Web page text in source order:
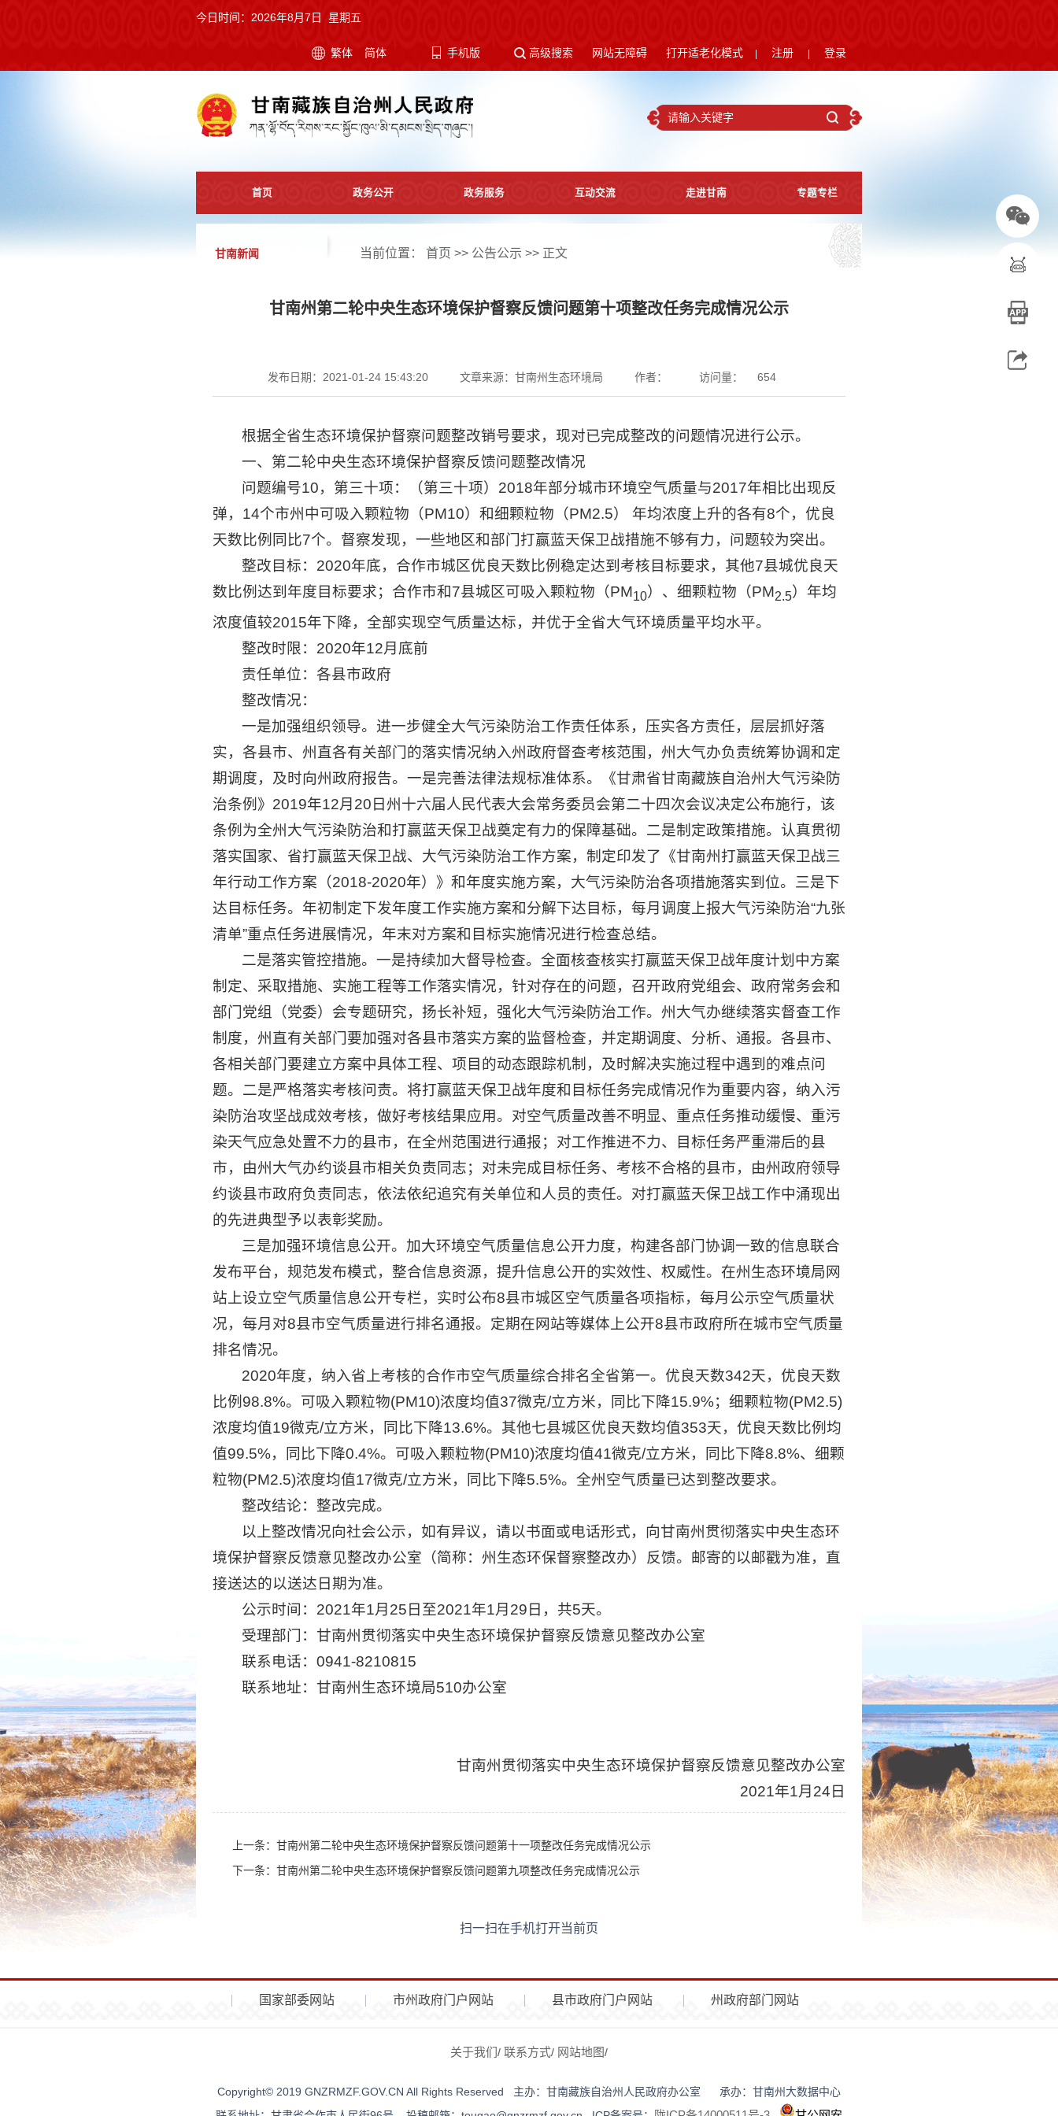
今日时间： 2026年8月7日 星期五
简体
繁体 手机版 高级搜索 网站无障碍 打开适老化模式 注册 登录
首页 政务公开 政务服务 互动交流 走进甘南 专题专栏
甘南新闻 当前位置： 首页 >> 公告公示 >> 正文
甘南州第二轮中央生态环境保护督察反馈问题第十项整改任务完成情况公示
发布日期：2021-01-24 15:43:20 文章来源：甘南州生态环境局 作者： 访问量： 654
根据全省生态环境保护督察问题整改销号要求，现对已完成整改的问题情况进行公示。
一、第二轮中央生态环境保护督察反馈问题整改情况
问题编号10，第三十项：（第三十项）2018年部分城市环境空气质量与2017年相比出现反
弹，14个市州中可吸入颗粒物（PM10）和细颗粒物（PM2.5） 年均浓度上升的各有8个，优良
天数比例同比7个。督察发现，一些地区和部门打赢蓝天保卫战措施不够有力，问题较为突出。
整改目标：2020年底，合作市城区优良天数比例稳定达到考核目标要求，其他7县城优良天
数比例达到年度目标要求；合作市和7县城区可吸入颗粒物（PM10）、细颗粒物（PM2.5）年均
浓度值较2015年下降，全部实现空气质量达标，并优于全省大气环境质量平均水平。
整改时限：2020年12月底前
责任单位：各县市政府
整改情况：
一是加强组织领导。进一步健全大气污染防治工作责任体系，压实各方责任，层层抓好落
实，各县市、州直各有关部门的落实情况纳入州政府督查考核范围，州大气办负责统筹协调和定
期调度，及时向州政府报告。一是完善法律法规标准体系。《甘肃省甘南藏族自治州大气污染防
治条例》2019年12月20日州十六届人民代表大会常务委员会第二十四次会议决定公布施行，该
条例为全州大气污染防治和打赢蓝天保卫战奠定有力的保障基础。二是制定政策措施。认真贯彻
落实国家、省打赢蓝天保卫战、大气污染防治工作方案，制定印发了《甘南州打赢蓝天保卫战三
年行动工作方案（2018-2020年）》和年度实施方案，大气污染防治各项措施落实到位。三是下
达目标任务。年初制定下发年度工作实施方案和分解下达目标，每月调度上报大气污染防治“九张
清单”重点任务进展情况，年末对方案和目标实施情况进行检查总结。
二是落实管控措施。一是持续加大督导检查。全面核查核实打赢蓝天保卫战年度计划中方案
制定、采取措施、实施工程等工作落实情况，针对存在的问题，召开政府党组会、政府常务会和
部门党组（党委）会专题研究，扬长补短，强化大气污染防治工作。州大气办继续落实督查工作
制度，州直有关部门要加强对各县市落实方案的监督检查，并定期调度、分析、通报。各县市、
各相关部门要建立方案中具体工程、项目的动态跟踪机制，及时解决实施过程中遇到的难点问
题。二是严格落实考核问责。将打赢蓝天保卫战年度和目标任务完成情况作为重要内容，纳入污
染防治攻坚战成效考核，做好考核结果应用。对空气质量改善不明显、重点任务推动缓慢、重污
染天气应急处置不力的县市，在全州范围进行通报；对工作推进不力、目标任务严重滞后的县
市，由州大气办约谈县市相关负责同志；对未完成目标任务、考核不合格的县市，由州政府领导
约谈县市政府负责同志，依法依纪追究有关单位和人员的责任。对打赢蓝天保卫战工作中涌现出
的先进典型予以表彰奖励。
三是加强环境信息公开。加大环境空气质量信息公开力度，构建各部门协调一致的信息联合
发布平台，规范发布模式，整合信息资源，提升信息公开的实效性、权威性。在州生态环境局网
站上设立空气质量信息公开专栏，实时公布8县市城区空气质量各项指标，每月公示空气质量状
况，每月对8县市空气质量进行排名通报。定期在网站等媒体上公开8县市政府所在城市空气质量
排名情况。
2020年度，纳入省上考核的合作市空气质量综合排名全省第一。优良天数342天，优良天数
比例98.8%。可吸入颗粒物(PM10)浓度均值37微克/立方米，同比下降15.9%；细颗粒物(PM2.5)
浓度均值19微克/立方米，同比下降13.6%。其他七县城区优良天数均值353天，优良天数比例均
值99.5%，同比下降0.4%。可吸入颗粒物(PM10)浓度均值41微克/立方米，同比下降8.8%、细颗
粒物(PM2.5)浓度均值17微克/立方米，同比下降5.5%。全州空气质量已达到整改要求。
整改结论：整改完成。
以上整改情况向社会公示，如有异议，请以书面或电话形式，向甘南州贯彻落实中央生态环
境保护督察反馈意见整改办公室（简称：州生态环保督察整改办）反馈。邮寄的以邮戳为准，直
接送达的以送达日期为准。
公示时间：2021年1月25日至2021年1月29日，共5天。
受理部门：甘南州贯彻落实中央生态环境保护督察反馈意见整改办公室
联系电话：0941-8210815
联系地址：甘南州生态环境局510办公室
甘南州贯彻落实中央生态环境保护督察反馈意见整改办公室
2021年1月24日
上一条： 甘南州第二轮中央生态环境保护督察反馈问题第十一项整改任务完成情况公示
下一条： 甘南州第二轮中央生态环境保护督察反馈问题第九项整改任务完成情况公示
扫一扫在手机打开当前页
国家部委网站 市州政府门户网站 县市政府门户网站 州政府部门网站
关于我们/ 联系方式/ 网站地图/
Copyright© 2019 GNZRMZF.GOV.CN All Rights Reserved 主办：甘南藏族自治州人民政府办公室 承办：甘南州大数据中心